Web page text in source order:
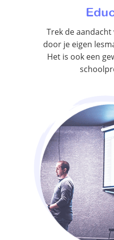
Trek de
door je eigen
Het is ook een